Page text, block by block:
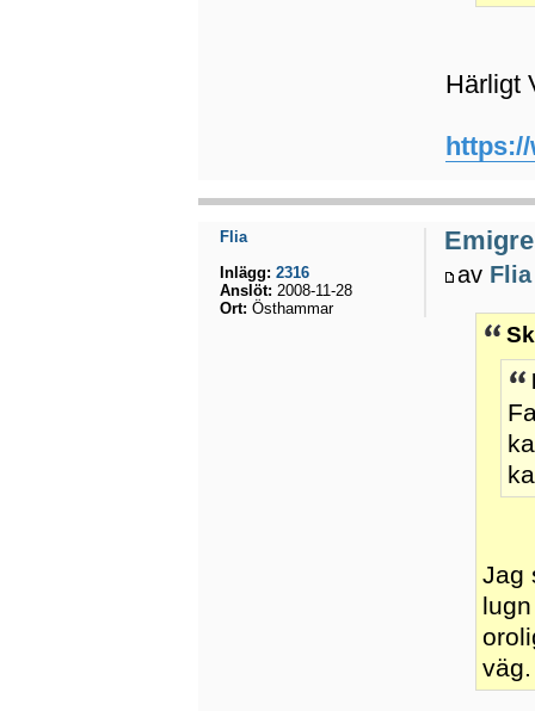
Härligt
av Flia
Jag
väg.
Flia
Inlägg: 2316
Anslöt: 2008-11-28
Ort: Östhammar